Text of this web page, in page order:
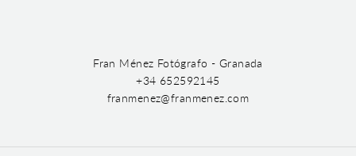
Fran Ménez Fotógrafo - Granada
+34 652592145
franmenez@franmenez.com